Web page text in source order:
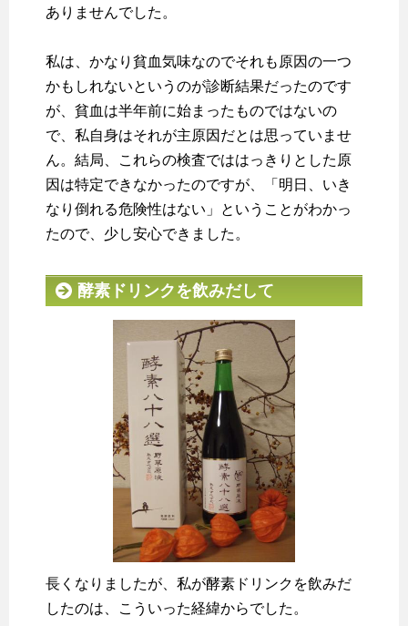
ありませんでした。
私は、かなり貧血気味なのでそれも原因の一つ
かもしれないというのが診断結果だったのです
が、貧血は半年前に始まったものではないの
で、私自身はそれが主原因だとは思っていませ
ん。結局、これらの検査でははっきりとした原
因は特定できなかったのですが、「明日、いき
なり倒れる危険性はない」ということがわかっ
たので、少し安心できました。
酵素ドリンクを飲みだして
長くなりましたが、私が酵素ドリンクを飲みだ
したのは、こういった経緯からでした。